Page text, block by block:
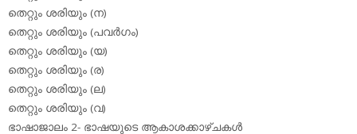
തെറ്റും ശരിയും (ന)
തെറ്റും ശരിയും (പവര്‍ഗം)
തെറ്റും ശരിയും (യ)
തെറ്റും ശരിയും (ര)
തെറ്റും ശരിയും (ല)
തെറ്റും ശരിയും (വ)
ഭാഷാജാലം 2- ഭാഷയുടെ ആകാശക്കാഴ്ചകള്‍